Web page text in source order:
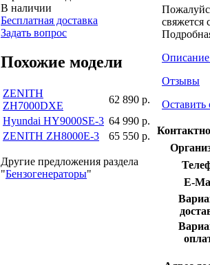
В наличии
Бесплатная доставка
Задать вопрос
Похожие модели
ZENITH
ZH7000DXE
62 890 р.
Hyundai HY9000SE-3 64 990 р.
ZENITH ZH8000E-3
65 550 р.
Другие предложения раздела
"Бензогенераторы"
свяжется
Описание
Отзывы
Оставить
E-